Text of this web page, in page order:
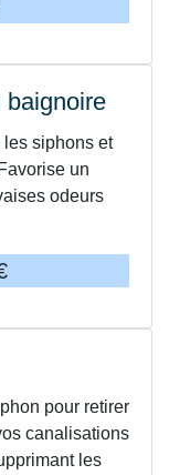
baignoire
les siphons et
un
odeurs
pour retirer
canalisations
les